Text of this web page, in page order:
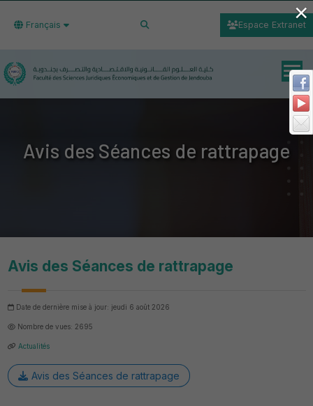
Français Espace Extranet
Avis des Séances de rattrapage
Avis des Séances de rattrapage
Date de dernière mise à jour: jeudi 6 août 2026
Nombre de vues: 2695
Actualités
Avis des Séances de rattrapage
×